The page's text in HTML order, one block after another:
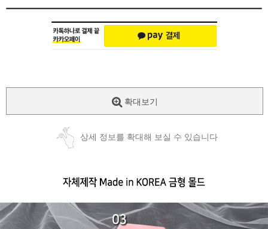
확대보기
상세 정보를 확대해 보실 수 있습니다